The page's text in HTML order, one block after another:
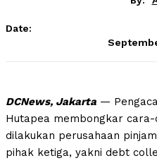
Date:
DCNews, Jakarta —
Hutapea membongkar
dilakukan perusahaan
pihak ketiga, yakni debt